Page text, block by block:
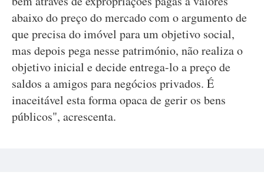
abaixo do preço do mercado com o argumento de
que precisa do imóvel para um objetivo social,
mas depois pega nesse património, não realiza o
objetivo inicial e decide entrega-lo a preço de
saldos a amigos para negócios privados. É
inaceitável esta forma opaca de gerir os bens
públicos", acrescenta.